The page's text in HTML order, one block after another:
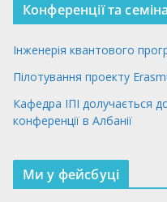
Конференції та
Інженерія квантового
Пілотування проекту
Кафедра ІПІ долучається
конференції в Албанії
Ми у фейсбуці